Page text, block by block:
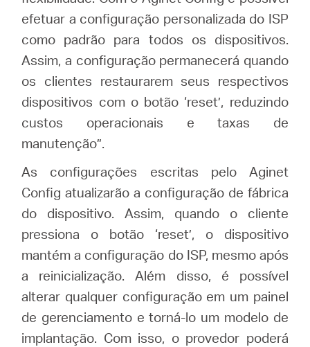
efetuar a configuração personalizada do ISP
como padrão para todos os dispositivos.
Assim, a configuração permanecerá quando
os clientes restaurarem seus respectivos
dispositivos com o botão ‘reset’, reduzindo
custos operacionais e taxas de
manutenção”.
As configurações escritas pelo Aginet
Config atualizarão a configuração de fábrica
do dispositivo. Assim, quando o cliente
pressiona o botão ‘reset’, o dispositivo
mantém a configuração do ISP, mesmo após
a reinicialização. Além disso, é possível
alterar qualquer configuração em um painel
de gerenciamento e torná-lo um modelo de
implantação. Com isso, o provedor poderá